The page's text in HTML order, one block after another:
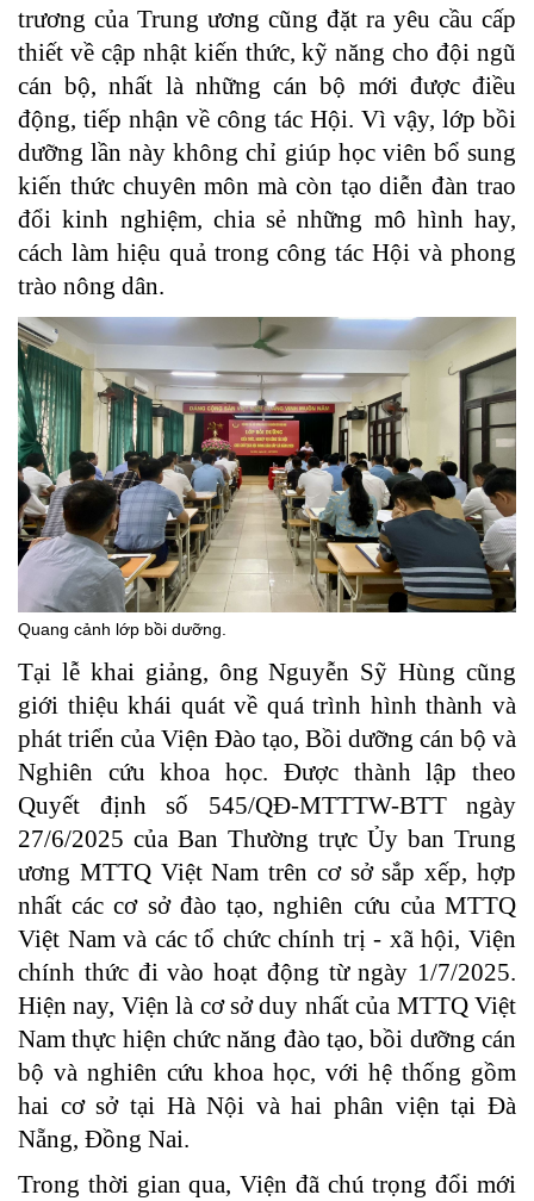
trương của Trung ương cũng đặt ra yêu cầu cấp
thiết về cập nhật kiến thức, kỹ năng cho đội ngũ
cán bộ, nhất là những cán bộ mới được điều
động, tiếp nhận về công tác Hội. Vì vậy, lớp bồi
dưỡng lần này không chỉ giúp học viên bổ sung
kiến thức chuyên môn mà còn tạo diễn đàn trao
đổi kinh nghiệm, chia sẻ những mô hình hay,
cách làm hiệu quả trong công tác Hội và phong
trào nông dân.
Quang cảnh lớp bồi dưỡng.
Tại lễ khai giảng, ông Nguyễn Sỹ Hùng cũng
giới thiệu khái quát về quá trình hình thành và
phát triển của Viện Đào tạo, Bồi dưỡng cán bộ và
Nghiên cứu khoa học. Được thành lập theo
Quyết định số 545/QĐ-MTTTW-BTT ngày
27/6/2025 của Ban Thường trực Ủy ban Trung
ương MTTQ Việt Nam trên cơ sở sắp xếp, hợp
nhất các cơ sở đào tạo, nghiên cứu của MTTQ
Việt Nam và các tổ chức chính trị - xã hội, Viện
chính thức đi vào hoạt động từ ngày 1/7/2025.
Hiện nay, Viện là cơ sở duy nhất của MTTQ Việt
Nam thực hiện chức năng đào tạo, bồi dưỡng cán
bộ và nghiên cứu khoa học, với hệ thống gồm
hai cơ sở tại Hà Nội và hai phân viện tại Đà
Nẵng, Đồng Nai.
Trong thời gian qua, Viện đã chú trọng đổi mới